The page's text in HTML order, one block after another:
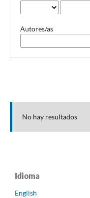
Autores/as
No hay resultados
Idioma
English